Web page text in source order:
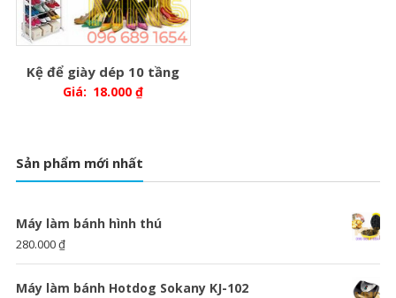
Kệ để giày dép 10 tầng
Giá: 18.000₫
Sản phẩm mới nhất
Máy làm bánh hình thú
280.000₫
Máy làm bánh Hotdog Sokany KJ-102